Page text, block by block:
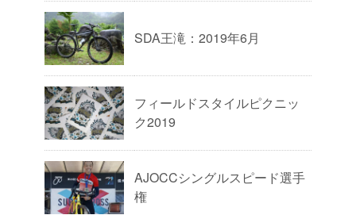
SDA王滝：2019年6月
フィールドスタイルピクニッ
ク2019
AJOCCシングルスピード選手
権